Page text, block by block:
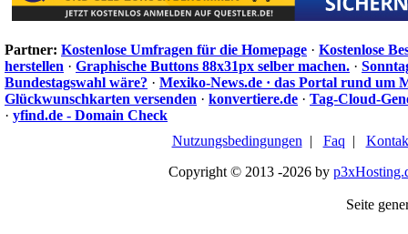
Partner: Kostenlose Umfragen für die Homepage · Kostenlose
herstellen · Graphische Buttons 88x31px selber machen. ·
Bundestagswahl wäre? · Mexiko-News.de · das Portal rund um
Glückwunschkarten versenden · konvertiere.de · Tag-Cloud-
· yfind.de - Domain Check
Nutzungsbedingungen | Faq |
Copyright © 2013 -2026 by
Seite